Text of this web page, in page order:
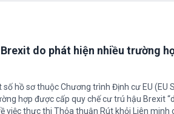
do phát hiện nhiều trường
hồ sơ thuộc Chương trình Định cư EU (EU
hợp được cấp quy chế cư trú hậu Brexit
việc thực thi Thỏa thuận Rút khỏi Liên minh